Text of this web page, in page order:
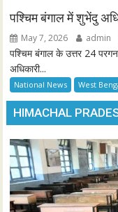
पश्चिम बंगाल में शुभेंदु
May 7, 2026 admin
पश्चिम बंगाल के उत्तर 24
अधिकारी...
National News West
HIMACHAL